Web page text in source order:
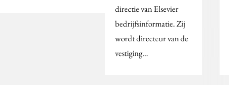
directie van Elsevier
bedrijfsinformatie. Zij
wordt directeur van de
vestiging…